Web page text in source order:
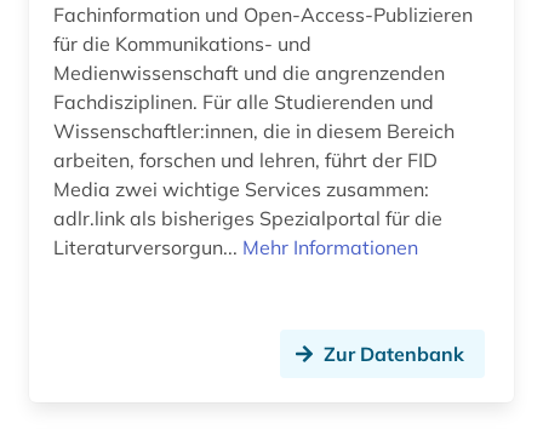
Fachinformation und Open-Access-Publizieren
für die Kommunikations- und
Medienwissenschaft und die angrenzenden
Fachdisziplinen. Für alle Studierenden und
Wissenschaftler:innen, die in diesem Bereich
arbeiten, forschen und lehren, führt der FID
Media zwei wichtige Services zusammen:
adlr.link als bisheriges Spezialportal für die
Literaturversorgun... Mehr Informationen
Zur Datenbank